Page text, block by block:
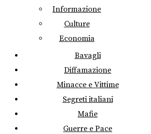
Informazione
Culture
Economia
Bavagli
Diffamazione
Minacce e Vittime
Segreti italiani
Mafie
Guerre e Pace